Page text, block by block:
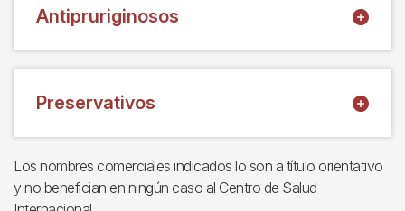
Antipruriginosos
Preservativos
Los nombres comerciales indicados lo son a título orientativo
y no benefician en ningún caso al Centro de Salud